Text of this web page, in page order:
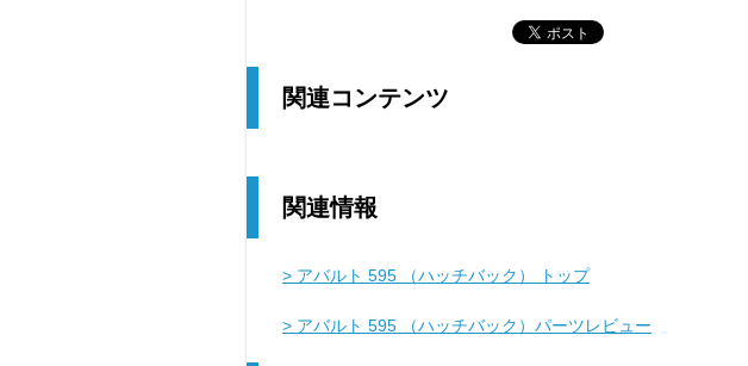
関連コンテンツ
関連情報
> アバルト 595 （ハッチバック） トップ
> アバルト 595 （ハッチバック）パーツレビュー